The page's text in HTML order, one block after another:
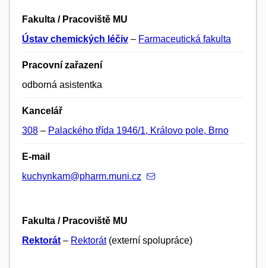
Fakulta / Pracoviště MU
Ústav chemických léčiv – Farmaceutická fakulta
Pracovní zařazení
odborná asistentka
Kancelář
308 – Palackého třída 1946/1, Královo pole, Brno
E-mail
kuchynkam@pharm.muni.cz
Fakulta / Pracoviště MU
Rektorát – Rektorát(externí spolupráce)